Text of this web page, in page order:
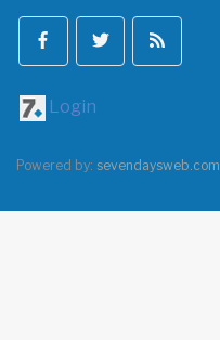
Login
Powered by: sevendaysweb.com